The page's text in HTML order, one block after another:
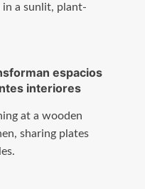
espacios
interiores